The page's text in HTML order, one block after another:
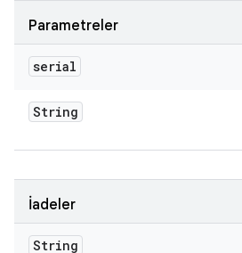
Parametreler
serial
String
İadeler
String